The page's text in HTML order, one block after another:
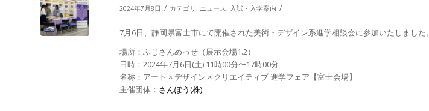
2024年7月8日 / カテゴリ: ニュース, 入試・入学案内 /
7月6日、静岡県富士市にて開催された美術・デザイン系進学相談会に参加いたしました。
場所：ふじさんめっせ（展示会場1.2）
日時：2024年7月6日(土) 11時00分〜17時00分
名称：アート × デザイン × クリエイティブ 進学フェア【富士会場】
主催団体： さんぽう(株)